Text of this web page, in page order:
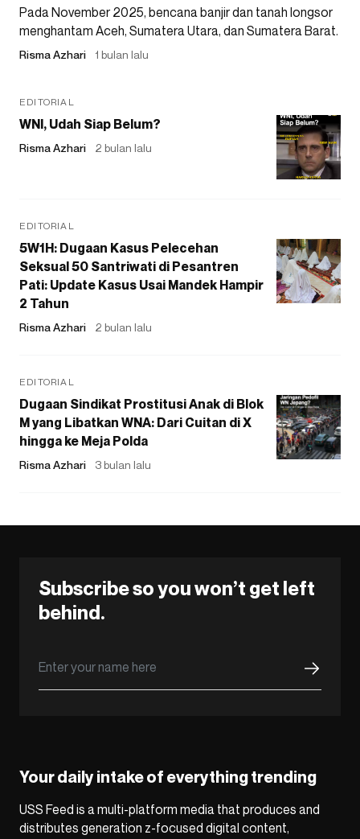
Pada November 2025, bencana banjir dan tanah longsor
menghantam Aceh, Sumatera Utara, dan Sumatera Barat.
Risma Azhari 1 bulan lalu
EDITORIAL
WNI, Udah Siap Belum?
Risma Azhari 2 bulan lalu
EDITORIAL
5W1H: Dugaan Kasus Pelecehan
Seksual 50 Santriwati di Pesantren
Pati: Update Kasus Usai Mandek Hampir
2 Tahun
Risma Azhari 2 bulan lalu
EDITORIAL
Dugaan Sindikat Prostitusi Anak di Blok
M yang Libatkan WNA: Dari Cuitan di X
hingga ke Meja Polda
Risma Azhari 3 bulan lalu
Subscribe so you won’t get left
behind.
Your daily intake of everything trending
USS Feed is a multi-platform media that produces and
distributes generation z-focused digital content,